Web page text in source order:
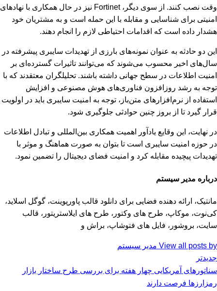
وقت نصب کنند. از سوی دیگر، Fortinet نیز در حال همکاری با نهادهای
امنیتی برای شناسایی و مقابله با این حمله است و به مشتریان خود
هشدار داده است که اقدامات احتیاطی لازم را انجام دهند.
این دو حادثه به عنوان نمونه‌های بارزی از تهدیدات سایبری پیشرفته در
سال‌های اخیر محسوب می‌شوند که می‌توانند تاثیرات گسترده‌ای بر
امنیت اطلاعات در سطح جهانی داشته باشند. تحلیلگران معتقدند که با
توجه به رشد روزافزون فناوری‌های هوش مصنوعی و افزایش
استفاده از نرم‌افزارهای متن‌باز، توجه به امنیت سایبری باید در اولویت
قرار گیرد تا از بروز چنین حوادثی جلوگیری شود.
در نهایت، این وقایع یادآور اهمیت همکاری بین‌المللی و تبادل اطلاعات
در حوزه امنیت سایبری است تا بتوان به صورت هماهنگ و موثر با
تهدیدات پیچیده مقابله کرد و امنیت فضای دیجیتال را تضمین نمود.
درباره مدیر سیستم
مانتیک، ارائه دهنده فضایی برای دانلود قالب پاورپوینت، گوگل اسلاید،
کی‌نوت، موکاپ، طرح های وکتور، طرح های ایلاستریتور، قالب
سایت، بروشور، فایل های فتوشاپ، براش و
View all posts by مدیر سیستم
جدیدتر
سناتورهای آمریکایی چهار هفته برای بررسی طرح ساختار بازار
رمزارزها فرصت دارند